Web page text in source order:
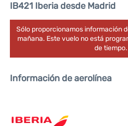
IB421 Iberia desde Madrid
Sólo proporcionamos información
mañana. Este vuelo no está
de tiempo.
Información de aerolínea